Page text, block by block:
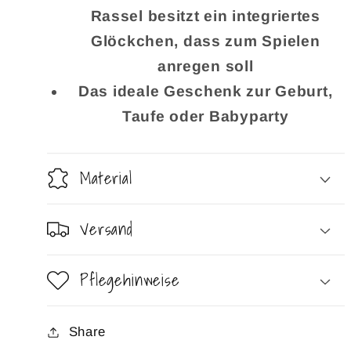
Rassel besitzt ein integriertes
Glöckchen, dass zum Spielen
anregen soll
Das ideale Geschenk zur Geburt,
Taufe oder Babyparty
Material
Versand
Pflegehinweise
Share